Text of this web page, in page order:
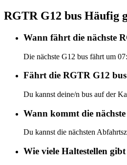
RGTR G12 bus Häufig
Wann fährt die nächste
Die nächste G12 bus fährt um
Fährt die RGTR G12
Du kannst deine/n bus auf der
Wann kommt die
Du kannst die nächsten
Wie viele Haltestellen